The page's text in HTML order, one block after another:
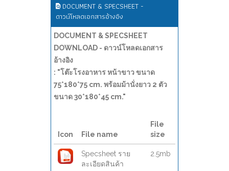
DOCUMENT & SPECSHEET -
ดาวน์โหลดเอกสารอ้างอิง
DOCUMENT & SPECSHEET
DOWNLOAD - ดาวน์โหลดเอกสาร
อ้างอิง
: "โต๊ะโรงอาหาร หน้าขาว ขนาด
75*180*75 cm. พร้อมม้านั่งยาว 2 ตัว
ขนาด 30*180*45 cm."
Icon File name
File
size
Specsheet ราย
ละเอียดสินค้า
2.5mb